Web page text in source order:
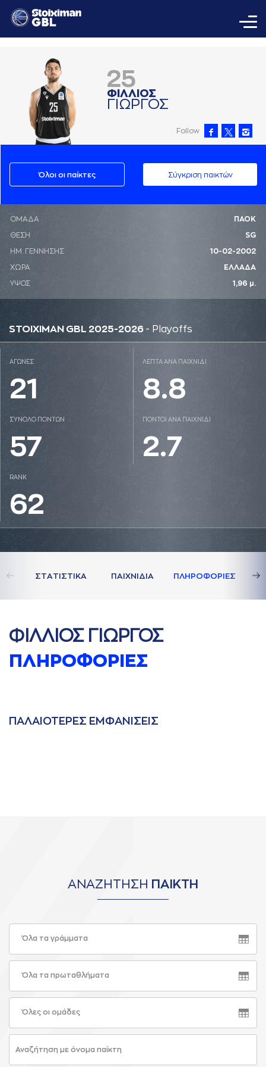
25
ΦΙΛΛΙΟΣ
ΓΙΩΡΓΟΣ
Follow
Όλοι οι παίκτες Σύγκριση παικτών
ΟΜΑΔΑ ΠΑΟΚ
ΘΕΣΗ SG
ΗΜ. ΓΕΝΝΗΣΗΣ 10-02-2002
ΧΩΡΑ ΕΛΛΑΔΑ
ΥΨΟΣ 1,96 μ.
STOIXIMAN GBL 2025-2026 - Playoffs
ΑΓΩΝΕΣ
21
ΛΕΠΤΑ ΑΝΑ ΠΑΙΧΝΙΔΙ
8.8
ΣΥΝΟΛΟ ΠΟΝΤΩΝ
57
ΠΟΝΤΟΙ ΑΝΑ ΠΑΙΧΝΙΔΙ
2.7
RANK
62
ΣΤAΤΙΣΤΙΚA ΠAΙΧΝΙΔΙA ΠΛΗΡΟΦΟΡΙΕΣ
ΦΙΛΛΙΟΣ ΓΙΩΡΓΟΣ
ΠΛΗΡΟΦΟΡΙΕΣ
ΠAΛAΙΟΤΕΡΕΣ ΕΜΦAΝΙΣΕΙΣ
ΑΝΑΖΗΤΗΣΗ ΠΑΙΚΤΗ
Όλα τα γράμματα
Όλα τα πρωταθλήματα
Όλες οι ομάδες